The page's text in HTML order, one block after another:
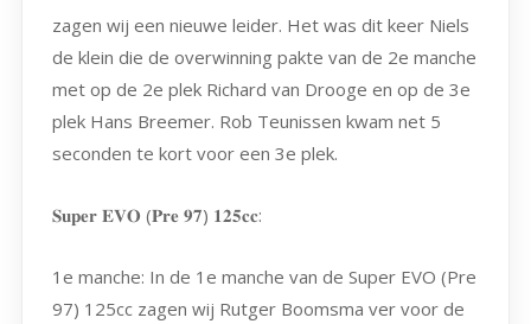
zagen wij een nieuwe leider. Het was dit keer Niels
de klein die de overwinning pakte van de 2e manche
met op de 2e plek Richard van Drooge en op de 3e
plek Hans Breemer. Rob Teunissen kwam net 5
seconden te kort voor een 3e plek.
𝐒𝐮𝐩𝐞𝐫 𝐄𝐕𝐎 (𝐏𝐫𝐞 𝟗𝟕) 𝟏𝟐𝟓𝐜𝐜:
1e manche: In de 1e manche van de Super EVO (Pre
97) 125cc zagen wij Rutger Boomsma ver voor de